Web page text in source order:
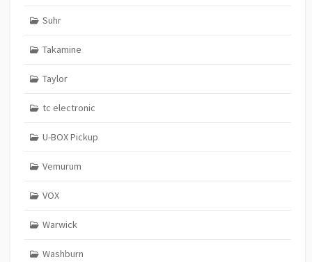
Suhr
Takamine
Taylor
tc electronic
U-BOX Pickup
Vemurum
VOX
Warwick
Washburn